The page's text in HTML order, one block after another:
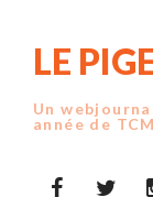
LE
Un
année de